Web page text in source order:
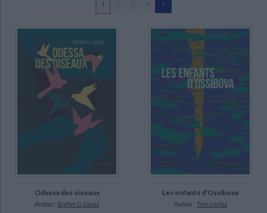
Critique et histoire littéraire
Littérature ancienne et médiévale
Littérature de voyage Audio - Livres lus
Littérature en version originale Humour
Histoire de France Biographies historiques
Histoire - Généralités Histoire des pays
Histoire ancienne Géographie
Culture scientifique
Le Querrec, Perrine (4)
Ortuno, Michelle (4)
Tyras, Georges (4)
Giraud, Thomas (3)
Lucas, Sophie G. (3)
livre (84)
1
Odessa des oiseaux
Auteur : Sophie G. Lucas
Les enfants d'Ossibova
Auteur : Tine Laclos